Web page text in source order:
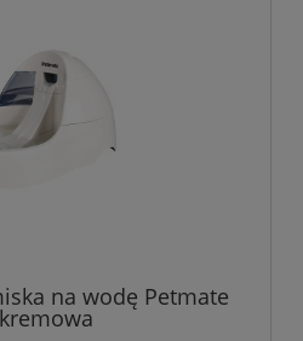
na wodę Petmate